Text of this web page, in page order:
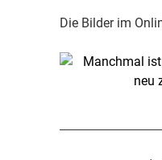
Die Bilder im